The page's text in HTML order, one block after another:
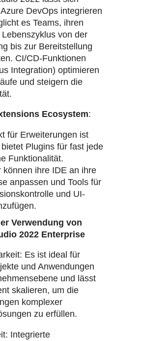
DevOps integrieren
es Teams, ihren
von der
bis zur Bereitstellung
CI/CD-Funktionen
Integration) optimieren
und steigern die
Ecosystem:
für Erweiterungen ist
Plugins für fast jede
Funktionalität.
können ihre IDE an ihre
anpassen und Tools für
und UI-
Verwendung von
2022 Enterprise
Es ist ideal für
und Anwendungen
und lässt
skalieren, um die
komplexer
zu erfüllen.
Integrierte